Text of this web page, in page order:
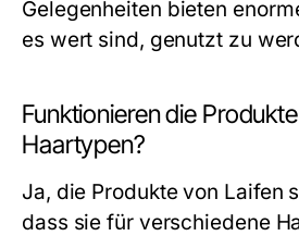
Gelegenheiten bieten
es wert sind, genutzt zu
Funktionieren die
Haartypen?
Ja, die Produkte von Laifen
dass sie für verschiedene